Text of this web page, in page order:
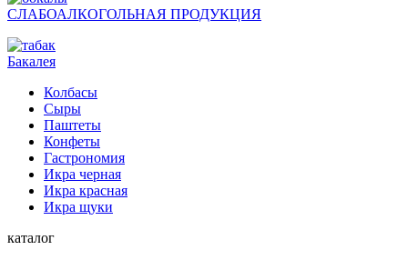
СЛАБОАЛКОГОЛЬНАЯ ПРОДУКЦИЯ
Бакалея
Колбасы
Сыры
Паштеты
Конфеты
Гастрономия
Икра черная
Икра красная
Икра щуки
каталог